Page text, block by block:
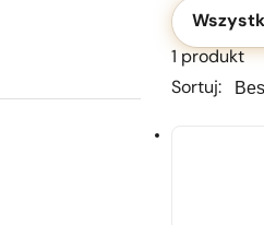
1 produkt
Sortuj: